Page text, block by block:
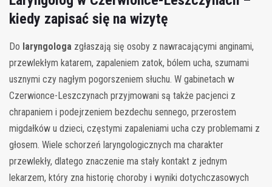
kiedy zapisać się na wizytę
Do laryngologa zgłaszają się osoby z nawracającymi anginami,
przewlekłym katarem, zapaleniem zatok, bólem ucha, szumami
usznymi czy nagłym pogorszeniem słuchu. W gabinetach w
Czerwionce-Leszczynach przyjmowani są także pacjenci z
chrapaniem i podejrzeniem bezdechu sennego, przerostem
migdałków u dzieci, częstymi zapaleniami ucha czy problemami z
głosem. Wiele schorzeń laryngologicznych ma charakter
przewlekły, dlatego znaczenie ma stały kontakt z jednym
lekarzem, który zna historię choroby i wyniki dotychczasowych